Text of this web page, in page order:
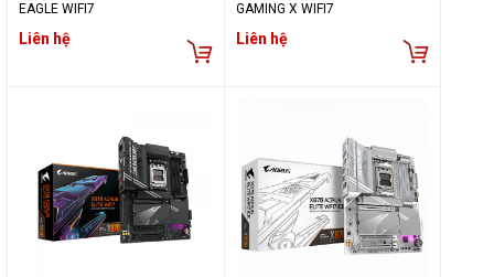
EAGLE WIFI7
Liên hệ
GAMING X WIFI7
Liên hệ